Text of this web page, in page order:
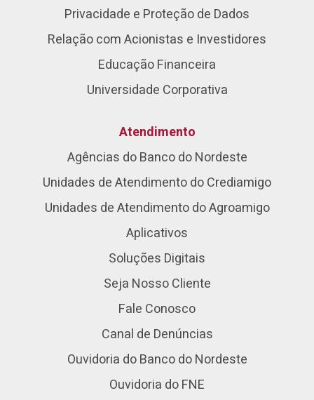
Privacidade e Proteção de Dados
Relação com Acionistas e Investidores
Educação Financeira
Universidade Corporativa
Atendimento
Agências do Banco do Nordeste
Unidades de Atendimento do Crediamigo
Unidades de Atendimento do Agroamigo
Aplicativos
Soluções Digitais
Seja Nosso Cliente
Fale Conosco
Canal de Denúncias
Ouvidoria do Banco do Nordeste
Ouvidoria do FNE